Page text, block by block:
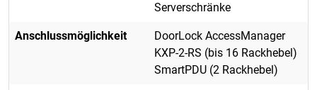
Serverschränke
Anschlussmöglichkeit
DoorLock AccessManager
KXP-2-RS (bis 16 Rackhebel)
SmartPDU (2 Rackhebel)